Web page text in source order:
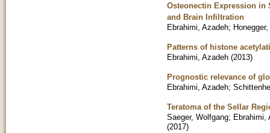
Osteonectin Expression in
and Brain Infiltration
Ebrahimi, Azadeh;
Patterns of histone
Ebrahimi, Azadeh (2013)
Prognostic relevance of
Ebrahimi, Azadeh;
Teratoma of the Sellar
Saeger, Wolfgang; Ebrahimi,
(2017)